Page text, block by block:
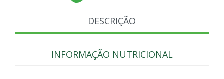
DESCRIÇÃO
INFORMAÇÃO NUTRICIONAL